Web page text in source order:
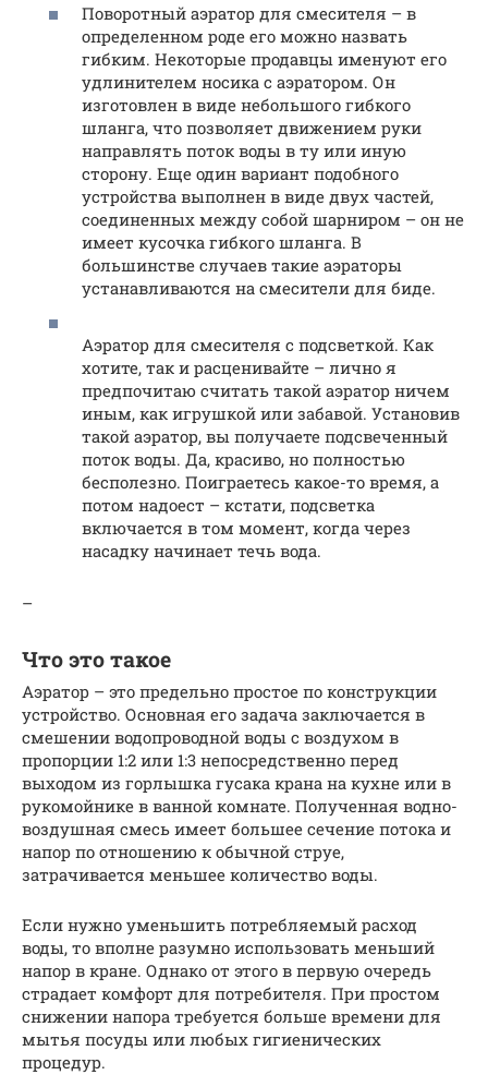
Поворотный аэратор для смесителя – в
определенном роде его можно назвать
гибким. Некоторые продавцы именуют его
удлинителем носика с аэратором. Он
изготовлен в виде небольшого гибкого
шланга, что позволяет движением руки
направлять поток воды в ту или иную
сторону. Еще один вариант подобного
устройства выполнен в виде двух частей,
соединенных между собой шарниром – он не
имеет кусочка гибкого шланга. В
большинстве случаев такие аэраторы
устанавливаются на смесители для биде.
Аэратор для смесителя с подсветкой. Как
хотите, так и расценивайте – лично я
предпочитаю считать такой аэратор ничем
иным, как игрушкой или забавой. Установив
такой аэратор, вы получаете подсвеченный
поток воды. Да, красиво, но полностью
бесполезно. Поиграетесь какое-то время, а
потом надоест – кстати, подсветка
включается в том момент, когда через
насадку начинает течь вода.
–
Что это такое
Аэратор – это предельно простое по конструкции
устройство. Основная его задача заключается в
смешении водопроводной воды с воздухом в
пропорции 1:2 или 1:3 непосредственно перед
выходом из горлышка гусака крана на кухне или в
рукомойнике в ванной комнате. Полученная водно-
воздушная смесь имеет большее сечение потока и
напор по отношению к обычной струе,
затрачивается меньшее количество воды.
Если нужно уменьшить потребляемый расход
воды, то вполне разумно использовать меньший
напор в кране. Однако от этого в первую очередь
страдает комфорт для потребителя. При простом
снижении напора требуется больше времени для
мытья посуды или любых гигиенических
процедур.